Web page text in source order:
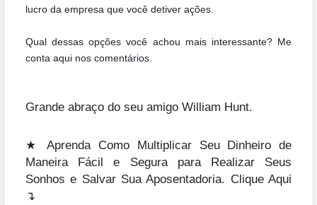
lucro da empresa que você detiver ações.
Qual dessas opções você achou mais interessante? Me
conta aqui nos comentários.
Grande abraço do seu amigo William Hunt.
★ Aprenda Como Multiplicar Seu Dinheiro de
Maneira Fácil e Segura para Realizar Seus
Sonhos e Salvar Sua Aposentadoria. Clique Aqui
↴